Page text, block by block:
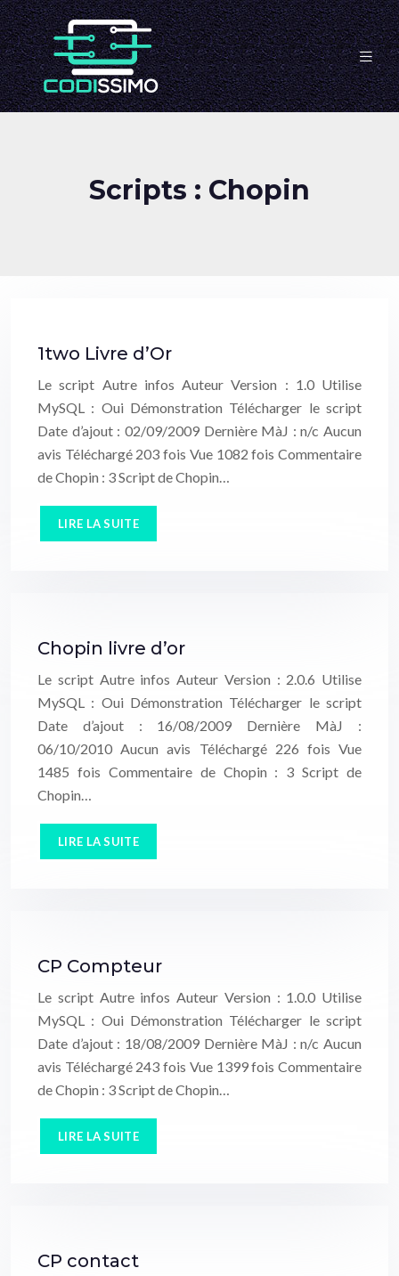
Scripts : Chopin
1two Livre d’Or
Le script Autre infos Auteur Version : 1.0 Utilise
MySQL : Oui Démonstration Télécharger le script
Date d’ajout : 02/09/2009 Dernière MàJ : n/c Aucun
avis Téléchargé 203 fois Vue 1082 fois Commentaire
de Chopin : 3 Script de Chopin…
LIRE LA SUITE
Chopin livre d’or
Le script Autre infos Auteur Version : 2.0.6 Utilise
MySQL : Oui Démonstration Télécharger le script
Date d’ajout : 16/08/2009 Dernière MàJ :
06/10/2010 Aucun avis Téléchargé 226 fois Vue
1485 fois Commentaire de Chopin : 3 Script de
Chopin…
LIRE LA SUITE
CP Compteur
Le script Autre infos Auteur Version : 1.0.0 Utilise
MySQL : Oui Démonstration Télécharger le script
Date d’ajout : 18/08/2009 Dernière MàJ : n/c Aucun
avis Téléchargé 243 fois Vue 1399 fois Commentaire
de Chopin : 3 Script de Chopin…
LIRE LA SUITE
CP contact